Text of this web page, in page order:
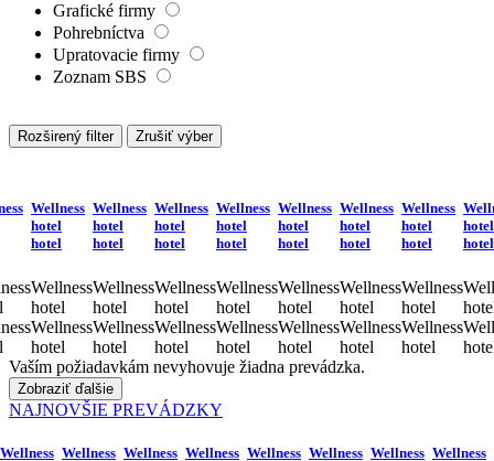
Grafické firmy
Pohrebníctva
Upratovacie firmy
Zoznam SBS
Rozširený filter Zrušiť výber
Wellness
hotel
hotel
Wellness
hotel
Wellness
hotel
Wellness
hotel
hotel
Wellness
hotel
Wellness
hotel
Wellness
hotel
hotel
Wellness
hotel
Wellness
hotel
Wellness
hotel
hotel
Wellness
hotel
Wellness
hotel
Wellness
hotel
hotel
Wellness
hotel
Wellness
hotel
Wellness
hotel
hotel
Wellness
hotel
Wellness
hotel
Wellness
hotel
hotel
Wellness
hotel
Wellness
hotel
hotel
hotel
Vaším požiadavkám nevyhovuje žiadna prevádzka.
Zobraziť ďalšie
NAJNOVŠIE PREVÁDZKY
Wellness Wellness Wellness Wellness Wellness Wellness Wellness Wellness